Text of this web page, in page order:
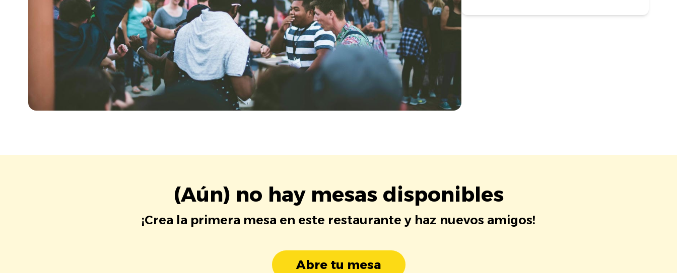
(Aún) no hay mesas disponibles
¡Crea la primera mesa en este restaurante y haz nuevos amigos!
Abre tu mesa